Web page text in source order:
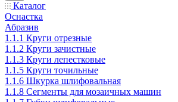
Каталог
Оснастка
Абразив
1.1.1 Круги отрезные
1.1.2 Круги зачистные
1.1.3 Круги лепестковые
1.1.5 Круги точильные
1.1.6 Шкурка шлифовальная
1.1.8 Сегменты для мозаичных машин